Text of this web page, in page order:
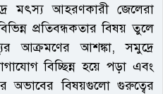
মৎস্য আহরণকারী জেলেরা
প্রতিবন্ধকতার বিষয় তুলে
আক্রমণের আশঙ্কা, সমুদ্রে
বিচ্ছিন্ন হয়ে পড়া এবং
অভাবের বিষয়গুলো গুরুত্বের